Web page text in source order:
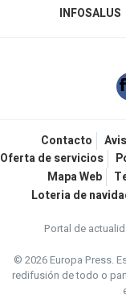
INFOSALUS
Contacto
Oferta de servicios
Mapa Web
Loteria de
Portal de
© 2026 Europa Press.
redifusión de todo o